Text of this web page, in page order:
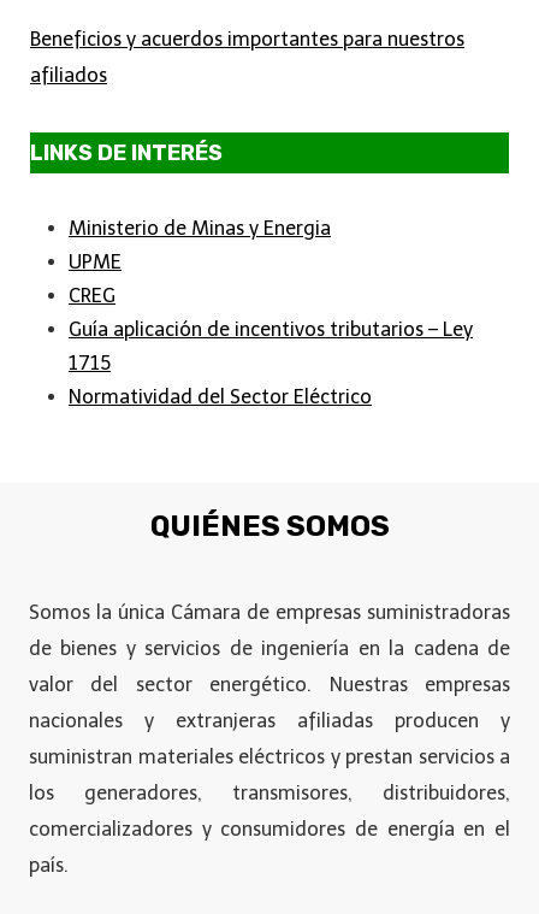
Beneficios y acuerdos importantes para nuestros
afiliados
LINKS DE INTERÉS
Ministerio de Minas y Energia
UPME
CREG
Guía aplicación de incentivos tributarios – Ley
1715
Normatividad del Sector Eléctrico
QUIÉNES SOMOS
Somos la única Cámara de empresas suministradoras
de bienes y servicios de ingeniería en la cadena de
valor del sector energético. Nuestras empresas
nacionales y extranjeras afiliadas producen y
suministran materiales eléctricos y prestan servicios a
los generadores, transmisores, distribuidores,
comercializadores y consumidores de energía en el
país.